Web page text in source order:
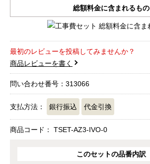
総額料金に含まれるもの
最初のレビューを投稿してみませんか？
商品レビューを書く
問い合わせ番号：313066
支払方法： 銀行振込 代金引換
商品コード： TSET-AZ3-IVO-0
このセットの品番内訳